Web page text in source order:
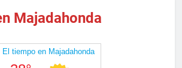
Majadahonda